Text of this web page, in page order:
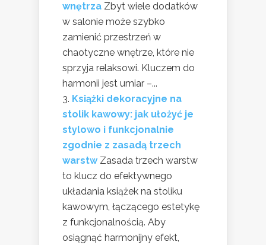
wnętrza Zbyt wiele dodatków
w salonie może szybko
zamienić przestrzeń w
chaotyczne wnętrze, które nie
sprzyja relaksowi. Kluczem do
harmonii jest umiar –...
Książki dekoracyjne na
stolik kawowy: jak ułożyć je
stylowo i funkcjonalnie
zgodnie z zasadą trzech
warstw Zasada trzech warstw
to klucz do efektywnego
układania książek na stoliku
kawowym, łączącego estetykę
z funkcjonalnością. Aby
osiągnąć harmonijny efekt,